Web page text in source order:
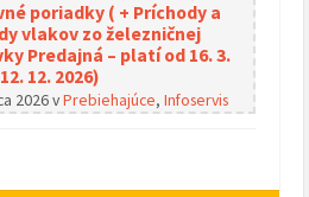
poriadky ( + Príchody a
vlakov zo železničnej
Predajná – platí od 16. 3.
12. 2026)
2026vPrebiehajúce, Infoservis